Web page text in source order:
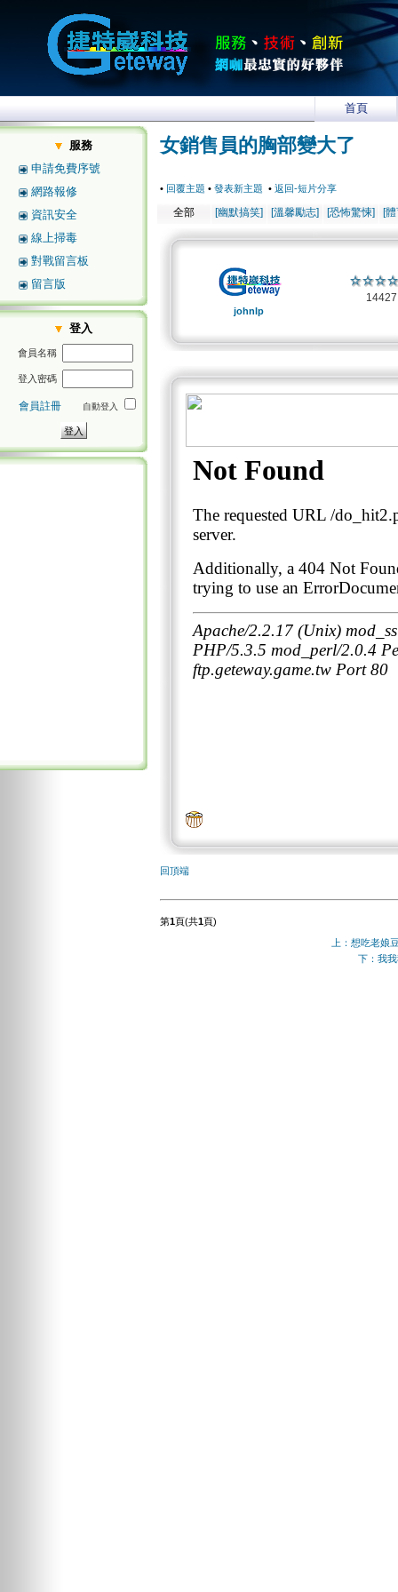
首頁
服務
申請免費序號
網路報修
資訊安全
線上掃毒
對戰留言板
留言版
登入
會員名稱
登入密碼
會員註冊 自動登入
女銷售員的胸部變大了
• 回覆主題 • 發表新主題 • 返回-短片分享
全部 [幽默搞笑] [溫馨勵志] [恐怖驚悚] [
johnlp
回頂端
第1頁(共1頁)
上：想吃老娘
下：我